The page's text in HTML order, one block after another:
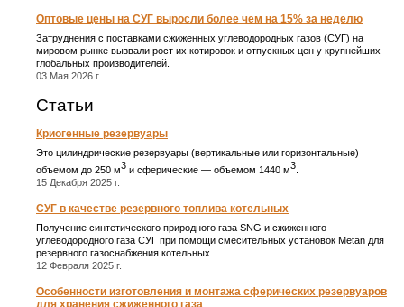
Оптовые цены на СУГ выросли более чем на 15% за неделю
Затруднения с поставками сжиженных углеводородных газов (СУГ) на
мировом рынке вызвали рост их котировок и отпускных цен у крупнейших
глобальных производителей.
03 Мая 2026 г.
Статьи
Криогенные резервуары
Это цилиндрические резервуары (вертикальные или горизонтальные)
объемом до 250 м3 и сферические ― объемом 1440 м3
15 Декабря 2025 г.
СУГ в качестве резервного топлива котельных
Получение синтетического природного газа SNG и сжиженного
углеводородного газа СУГ при помощи смесительных установок Metan для
резервного газоснабжения котельных
12 Февраля 2025 г.
Особенности изготовления и монтажа сферических резервуаров
для хранения сжиженного газа